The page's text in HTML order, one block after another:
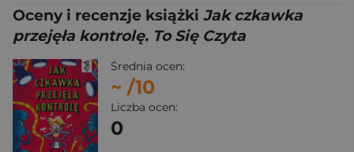
Oceny i recenzje książki Jak czkawka
przejęła kontrolę. To Się Czyta
Średnia ocen:
~ /10
Liczba ocen:
0